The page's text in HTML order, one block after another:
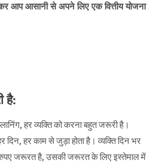
आप आसानी से अपने लिए एक वित्तीय योजना
है:
हर व्यक्ति को करना बहुत जरूरी है।
दिन, हर काम से जुड़ा होता है। व्यक्ति दिन भर
जरूरत है, उसकी जरूरत के लिए इस्तेमाल में